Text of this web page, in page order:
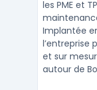
les PME et
Implantée
l’entreprise
et sur
autour de